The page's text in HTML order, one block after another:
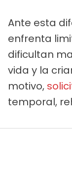
Ante esta
enfrenta
dificultan
vida y la
motivo,
temporal,